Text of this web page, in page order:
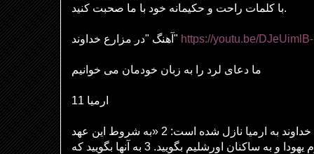
با کلمات راحت و حکیمانه خود با ما صحبت کنید.
آهنگ "در مزارع خداوند" https://youtu.be/
ما دعای لرد را به زبان خودمان می خوانیم
ارمیا 11
این کلمه ای است که از جانب خداوند به ارمیا نازل شده است: 2 «به شروط این عهد
گوش فرا دهید و آنها را به قوم یهودا و به ساکنان اورشلیم بگویید. 3 به آنها بگویید که